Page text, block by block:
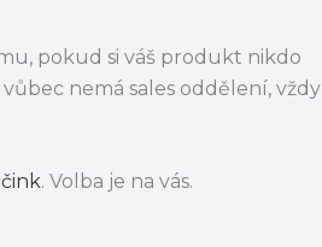
pokud si váš produkt nikdo
nemá sales oddělení, vždy
. Volba je na vás.